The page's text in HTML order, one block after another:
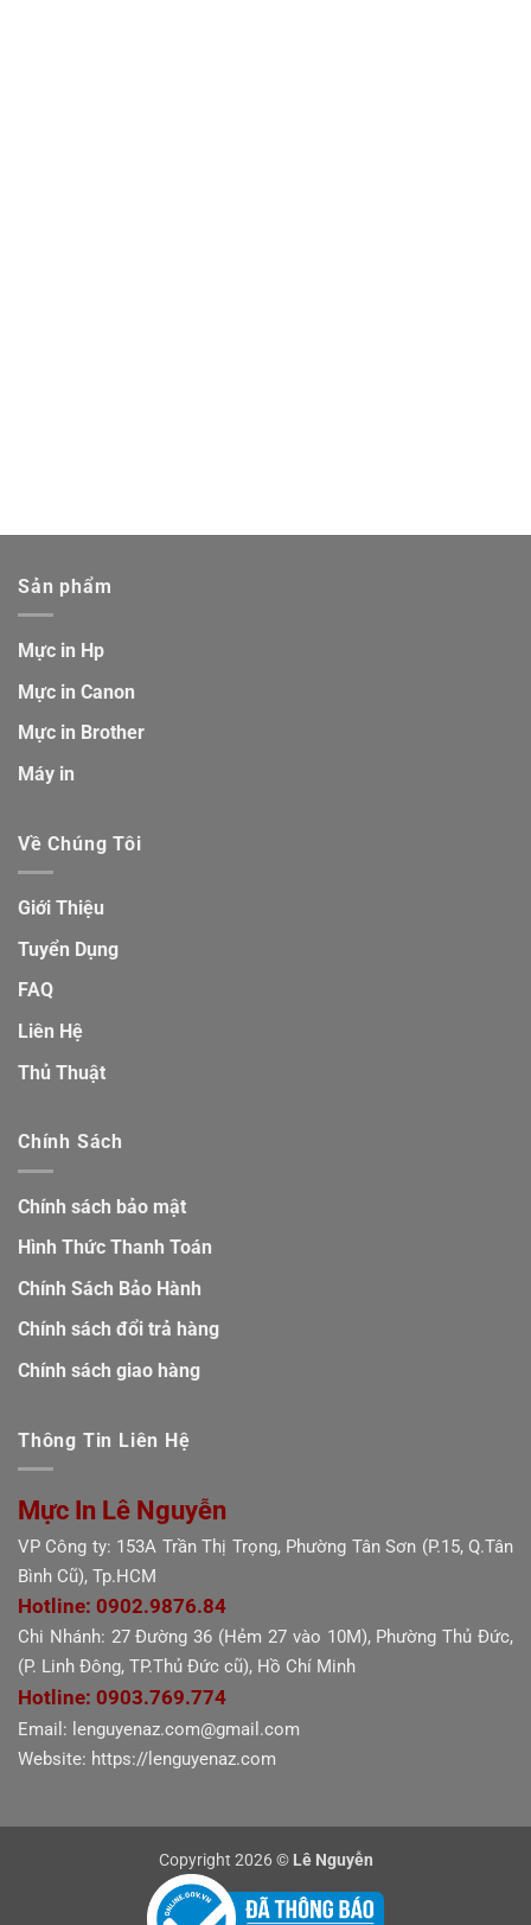
Sản phẩm
Mực in Hp
Mực in Canon
Mực in Brother
Máy in
Về Chúng Tôi
Giới Thiệu
Tuyển Dụng
FAQ
Liên Hệ
Thủ Thuật
Chính Sách
Chính sách bảo mật
Hình Thức Thanh Toán
Chính Sách Bảo Hành
Chính sách đổi trả hàng
Chính sách giao hàng
Thông Tin Liên Hệ
Mực In Lê Nguyễn
VP Công ty: 153A Trần Thị Trọng, Phường Tân Sơn (P.15, Q.Tân
Bình Cũ), Tp.HCM
Hotline: 0902.9876.84
Chi Nhánh: 27 Đường 36 (Hẻm 27 vào 10M), Phường Thủ Đức,
(P. Linh Đông, TP.Thủ Đức cũ), Hồ Chí Minh
Hotline: 0903.769.774
Email: lenguyenaz.com@gmail.com
Website: https://lenguyenaz.com
Copyright 2026 © Lê Nguyễn